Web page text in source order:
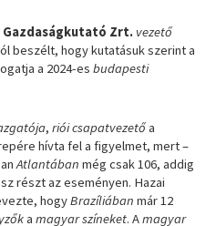
Gazdaságkutató Zrt. vezető
beszélt, hogy kutatásuk szerint a
a 2024-esbudapesti
,riói csapatvezetőa
hívta fel a figyelmet, mert –
Atlantában még csak 106, addig
részt az eseményen. Hazai
hogyBrazíliában már 12
a magyar színeket. Amagyar